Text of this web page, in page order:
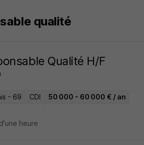
qualité
Qualité H/F
- 69 CDI 50 000 - 60 000 € / an
heure